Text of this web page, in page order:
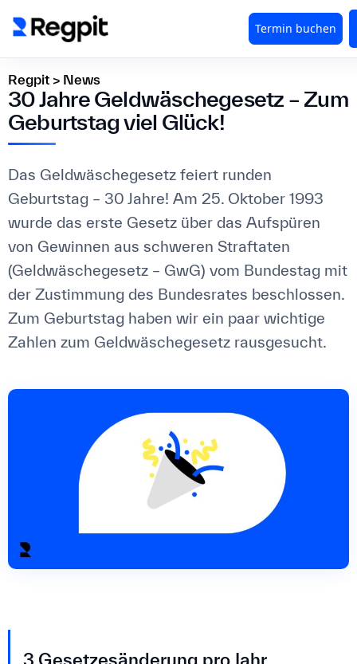
Regpit > News
30 Jahre Geldwäschegesetz – Zum
Geburtstag viel Glück!
Das Geldwäschegesetz feiert runden
Geburtstag – 30 Jahre! Am 25. Oktober 1993
wurde das erste Gesetz über das Aufspüren
von Gewinnen aus schweren Straftaten
(Geldwäschegesetz – GwG) vom Bundestag mit
der Zustimmung des Bundesrates beschlossen.
Zum Geburtstag haben wir ein paar wichtige
Zahlen zum Geldwäschegesetz rausgesucht.
3 Gesetzesänderung pro Jahr